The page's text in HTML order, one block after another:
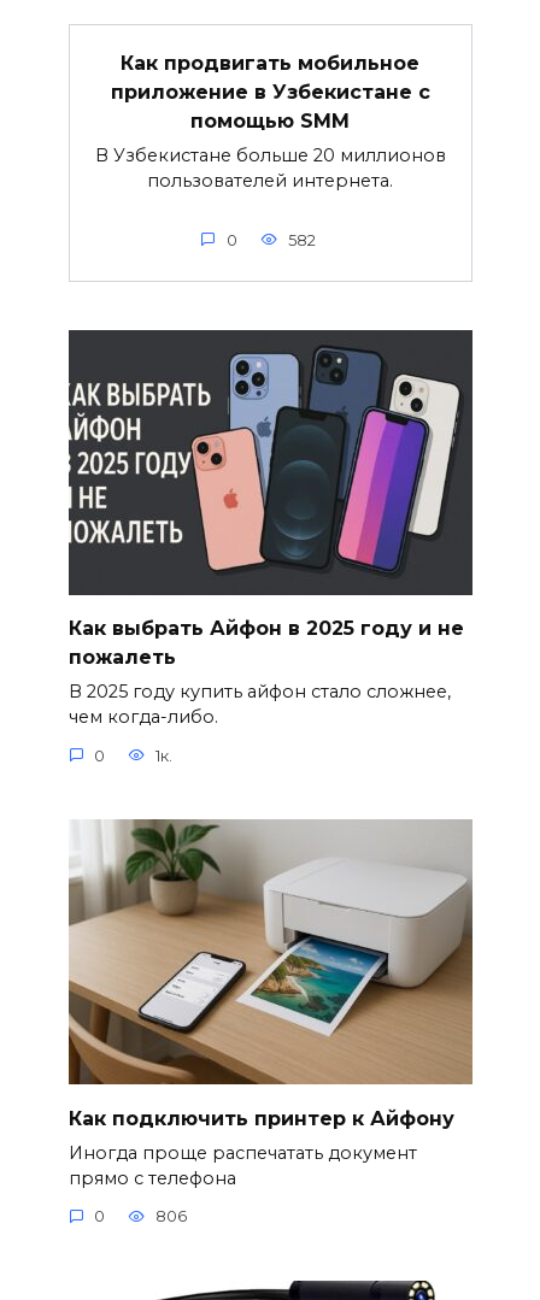
Как продвигать мобильное
приложение в Узбекистане с
помощью SMM
В Узбекистане больше 20 миллионов
пользователей интернета.
0 582
Как выбрать Айфон в 2025 году и не
пожалеть
В 2025 году купить айфон стало сложнее,
чем когда-либо.
0 1к.
Как подключить принтер к Айфону
Иногда проще распечатать документ
прямо с телефона
0 806